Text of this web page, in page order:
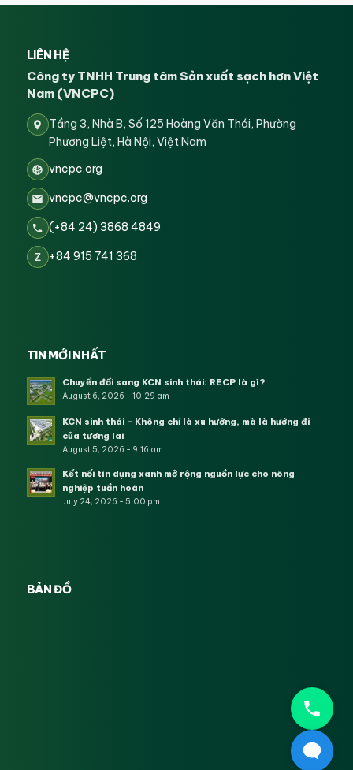
LIÊN HỆ
Công ty TNHH Trung tâm Sản xuất sạch hơn Việt
Nam (VNCPC)
Tầng 3, Nhà B, Số 125 Hoàng Văn Thái, Phường
Phương Liệt, Hà Nội, Việt Nam
vncpc.org
vncpc@vncpc.org
(+84 24) 3868 4849
Z +84 915 741 368
TIN MỚI NHẤT
Chuyển đổi sang KCN sinh thái: RECP là gì?
August 6, 2026 - 10:29 am
KCN sinh thái – Không chỉ là xu hướng, mà là hướng đi
của tương lai
August 5, 2026 - 9:16 am
Kết nối tín dụng xanh mở rộng nguồn lực cho nông
nghiệp tuần hoàn
July 24, 2026 - 5:00 pm
BẢN ĐỒ